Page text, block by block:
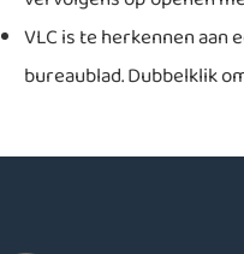
VLC is te herkennen
bureaublad. Dubbelklik